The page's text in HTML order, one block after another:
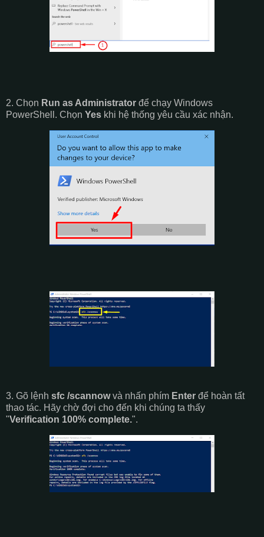
2. Chọn Run as Administrator để chạy Windows
PowerShell. Chọn Yes khi hệ thống yêu cầu xác nhận.
3. Gõ lệnh sfc /scannowvà nhấn phím Enter để hoàn tất
thao tác. Hãy chờ đợi cho đến khi chúng ta thấy
"Verification 100% complete.".